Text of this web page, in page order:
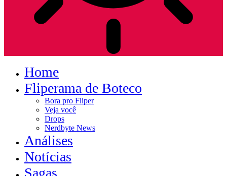
Home
Fliperama de Boteco
Bora pro Fliper
Veja você
Drops
Nerdbyte News
Análises
Notícias
Sagas